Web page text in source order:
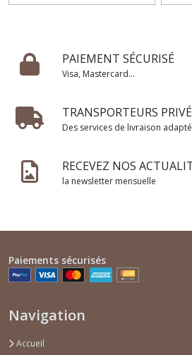
PAIEMENT SÉCURISÉ
Visa, Mastercard...
TRANSPORTEURS
Des services de livraison
RECEVEZ NOS
la newsletter mensuelle
Paiements sécurisés
Navigation
Accueil